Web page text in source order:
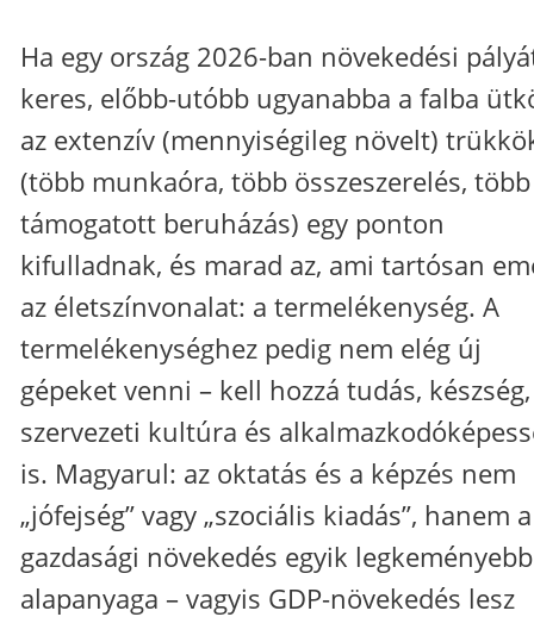
Ha egy ország 2026-ban növekedési
keres, előbb-utóbb ugyanabba a falba
az extenzív (mennyiségileg növelt)
(több munkaóra, több összeszerelés, több
támogatott beruházás) egy ponton
kifulladnak, és marad az, ami tartósan
az életszínvonalat: a termelékenység. A
termelékenységhez pedig nem elég új
gépeket venni – kell hozzá tudás, készség,
szervezeti kultúra és
is. Magyarul: az oktatás és a képzés nem
„jófejség” vagy „szociális kiadás”, hanem a
gazdasági növekedés egyik legkeményebb
alapanyaga – vagyis GDP-növekedés lesz